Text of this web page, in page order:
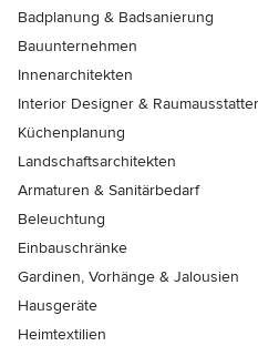
Badplanung & Badsanierung
Bauunternehmen
Innenarchitekten
Interior Designer & Raumausstatter
Küchenplanung
Landschaftsarchitekten
Armaturen & Sanitärbedarf
Beleuchtung
Einbauschränke
Gardinen, Vorhänge & Jalousien
Hausgeräte
Heimtextilien